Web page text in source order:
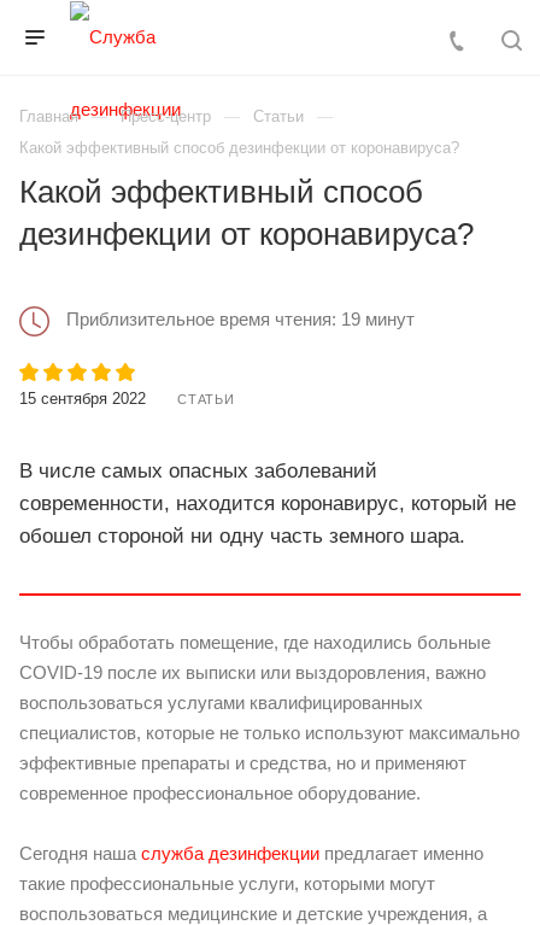
Главная Пресс-центр
Статьи
Какой эффективный способ дезинфекции от коронавируса?
Какой эффективный способ
дезинфекции от коронавируса?
Приблизительное время чтения: 19 минут
15 сентября 2022 СТАТЬИ
В числе самых опасных заболеваний
современности, находится коронавирус, который не
обошел стороной ни одну часть земного шара.
Чтобы обработать помещение, где находились больные
COVID-19 после их выписки или выздоровления, важно
воспользоваться услугами квалифицированных
специалистов, которые не только используют максимально
эффективные препараты и средства, но и применяют
современное профессиональное оборудование.
Сегодня наша служба дезинфекции предлагает именно
такие профессиональные услуги, которыми могут
воспользоваться медицинские и детские учреждения, а